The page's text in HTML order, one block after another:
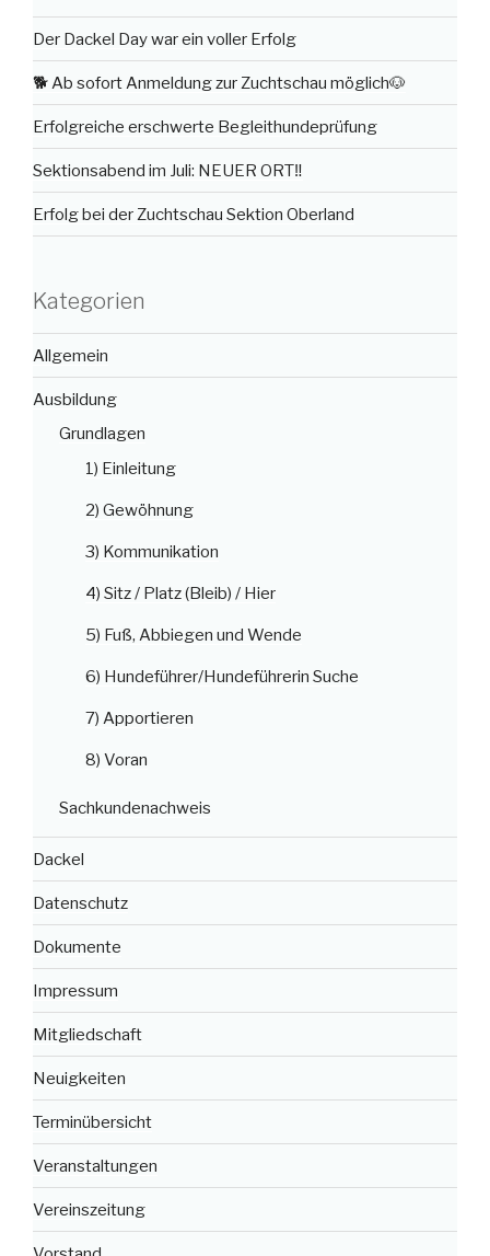
Der Dackel Day war ein voller Erfolg
🐕 Ab sofort Anmeldung zur Zuchtschau möglich🐶
Erfolgreiche erschwerte Begleithundeprüfung
Sektionsabend im Juli: NEUER ORT‼️
Erfolg bei der Zuchtschau Sektion Oberland
Kategorien
Allgemein
Ausbildung
Grundlagen
1) Einleitung
2) Gewöhnung
3) Kommunikation
4) Sitz / Platz (Bleib) / Hier
5) Fuß, Abbiegen und Wende
6) Hundeführer/Hundeführerin Suche
7) Apportieren
8) Voran
Sachkundenachweis
Dackel
Datenschutz
Dokumente
Impressum
Mitgliedschaft
Neuigkeiten
Terminübersicht
Veranstaltungen
Vereinszeitung